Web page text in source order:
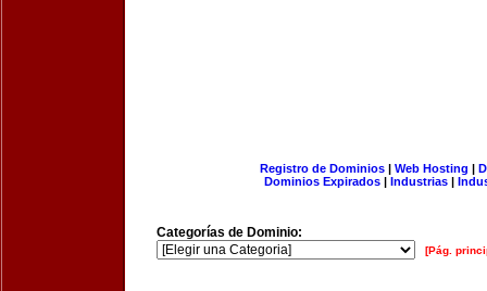
Registro de Dominios| Web Hosting |
Dominios Expirados | Industrias |
Categorías de Dominio:
[Pág.